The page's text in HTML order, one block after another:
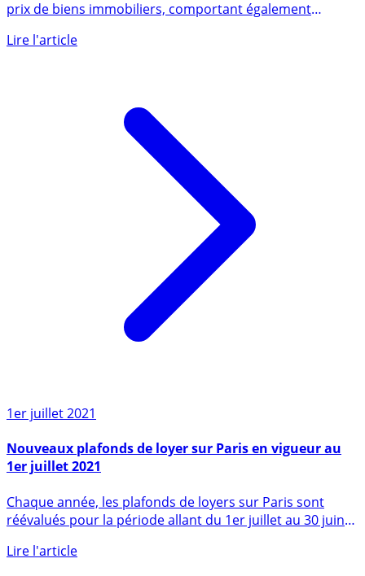
prix de biens immobiliers, comportant également
1er juillet 2021
1er juillet 2021
Chaque année, les plafonds de loyers sur Paris sont
réévalués pour la période allant du 1er juillet au 30 juin